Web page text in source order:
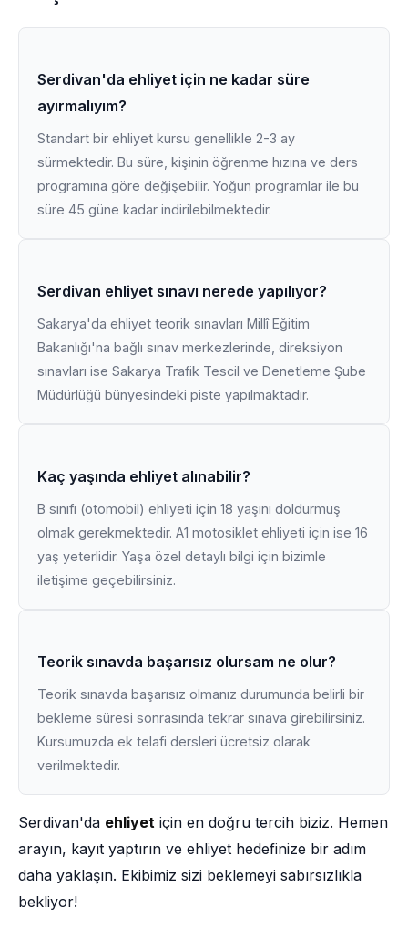
Serdivan'da ehliyet için ne kadar süre
ayırmalıyım?
Standart bir ehliyet kursu genellikle 2-3 ay
sürmektedir. Bu süre, kişinin öğrenme hızına ve ders
programına göre değişebilir. Yoğun programlar ile bu
süre 45 güne kadar indirilebilmektedir.
Serdivan ehliyet sınavı nerede yapılıyor?
Sakarya'da ehliyet teorik sınavları Millî Eğitim
Bakanlığı'na bağlı sınav merkezlerinde, direksiyon
sınavları ise Sakarya Trafik Tescil ve Denetleme Şube
Müdürlüğü bünyesindeki piste yapılmaktadır.
Kaç yaşında ehliyet alınabilir?
B sınıfı (otomobil) ehliyeti için 18 yaşını doldurmuş
olmak gerekmektedir. A1 motosiklet ehliyeti için ise 16
yaş yeterlidir. Yaşa özel detaylı bilgi için bizimle
iletişime geçebilirsiniz.
Teorik sınavda başarısız olursam ne olur?
Teorik sınavda başarısız olmanız durumunda belirli bir
bekleme süresi sonrasında tekrar sınava girebilirsiniz.
Kursumuzda ek telafi dersleri ücretsiz olarak
verilmektedir.
Serdivan'da ehliyet için en doğru tercih biziz. Hemen
arayın, kayıt yaptırın ve ehliyet hedefinize bir adım
daha yaklaşın. Ekibimiz sizi beklemeyi sabırsızlıkla
bekliyor!